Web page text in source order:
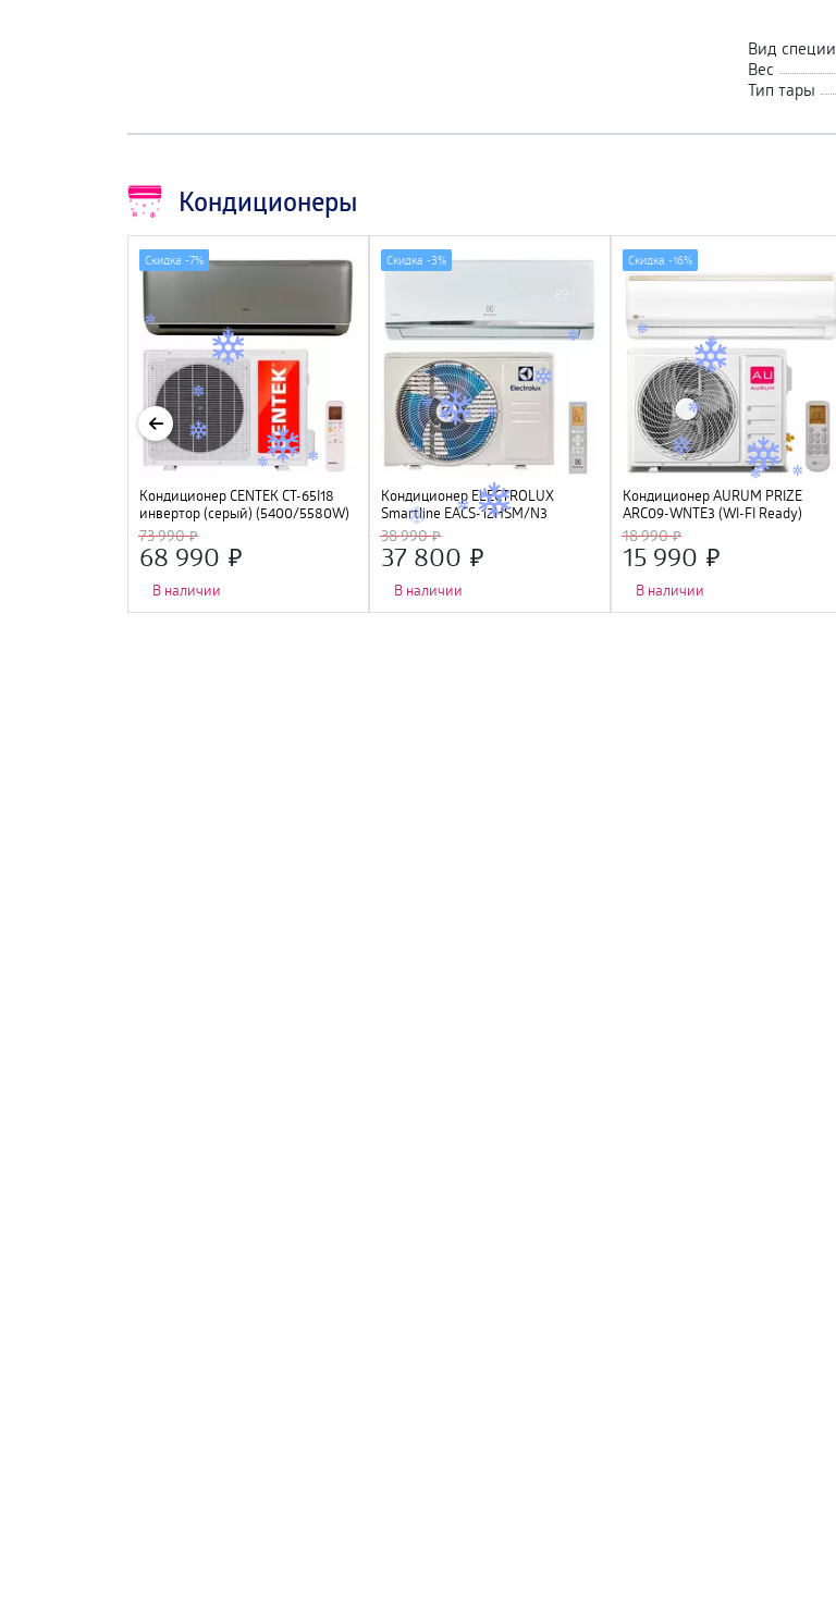
Вид специи
Вес
Тип тары
Кондиционеры
Кондиционер CENTEK CT-65I18
инвертор (серый) (5400/5580W)
4D, 4 фильтра, УФ лампа, R32,
A++
73 990
68 990
В наличии
Скидка -7%
Кондиционер ELECTROLUX
Smartline EACS-12HSM/N3
38 990
37 800
В наличии
Скидка -3%
Кондиционер AURUM PRIZE
ARC09-WNTE3 (WI-FI Ready)
18 990
15 990
В наличии
Скидка -16%